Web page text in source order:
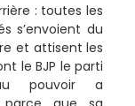
: toutes les
s’envoient du
et attisent les
le BJP le parti
pouvoir a